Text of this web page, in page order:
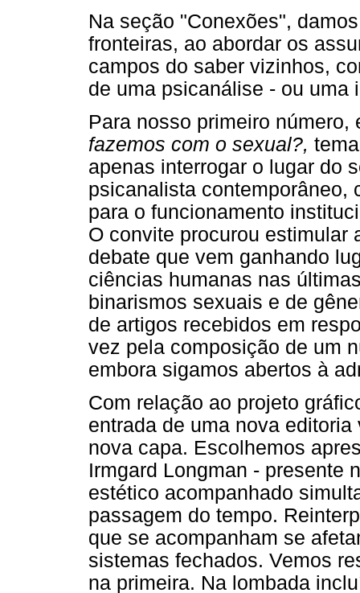
Na seção "Conexões",
fronteiras, ao abordar os
campos do saber vizinhos,
de uma psicanálise - ou uma
Para nosso primeiro
fazemos com o sexual?,
apenas interrogar o lugar do
psicanalista contemporâneo,
para o funcionamento
O convite procurou estimular
debate que vem ganhando
ciências humanas nas
binarismos sexuais e de
de artigos recebidos em
vez pela composição de um
embora sigamos abertos à
Com relação ao projeto
entrada de uma nova
nova capa. Escolhemos
Irmgard Longman - presente
estético acompanhado
passagem do tempo.
que se acompanham se
sistemas fechados. Vemos
na primeira. Na lombada